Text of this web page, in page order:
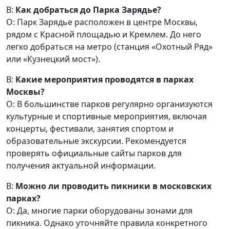
В: Как добраться до Парка Зарядье?
О: Парк Зарядье расположен в центре Москвы,
рядом с Красной площадью и Кремлем. До него
легко добраться на метро (станция «Охотный Ряд»
или «Кузнецкий мост»).
В: Какие мероприятия проводятся в парках
Москвы?
О: В большинстве парков регулярно организуются
культурные и спортивные мероприятия, включая
концерты, фестивали, занятия спортом и
образовательные экскурсии. Рекомендуется
проверять официальные сайты парков для
получения актуальной информации.
В: Можно ли проводить пикники в московских
парках?
О: Да, многие парки оборудованы зонами для
пикника. Однако уточняйте правила конкретного